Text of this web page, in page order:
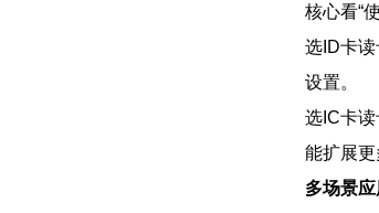
核心看“
选ID卡
设置。
选IC卡
能扩展更
多场景应